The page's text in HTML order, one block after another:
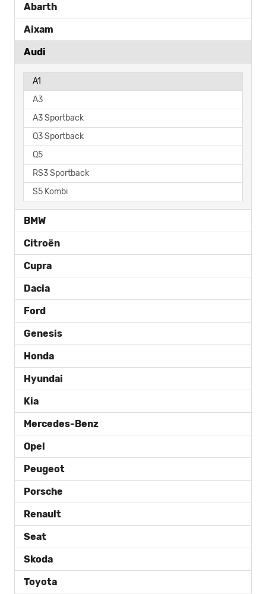
Abarth
Aixam
Audi
A1
A3
A3 Sportback
Q3 Sportback
Q5
RS3 Sportback
S5 Kombi
BMW
Citroën
Cupra
Dacia
Ford
Genesis
Honda
Hyundai
Kia
Mercedes-Benz
Opel
Peugeot
Porsche
Renault
Seat
Skoda
Toyota